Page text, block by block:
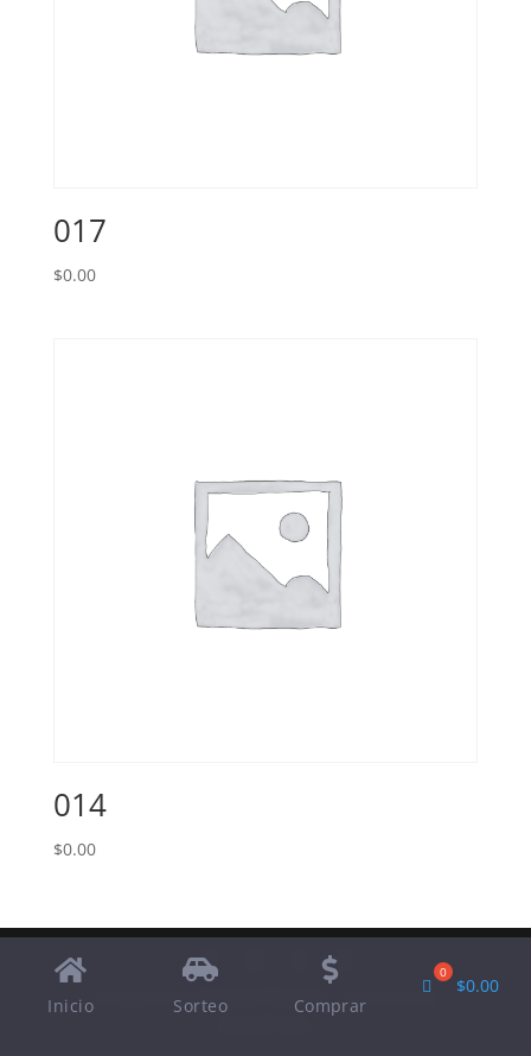
017
$0.00
014
$0.00
Designed byElegant Themes| Powered by
Inicio Sorteo Comprar
$0.00